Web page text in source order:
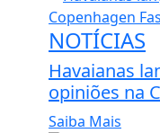
NOTÍCIAS
Havaianas
opiniões na
Saiba Mais